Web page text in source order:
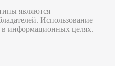
являются
Использование
информационных целях.